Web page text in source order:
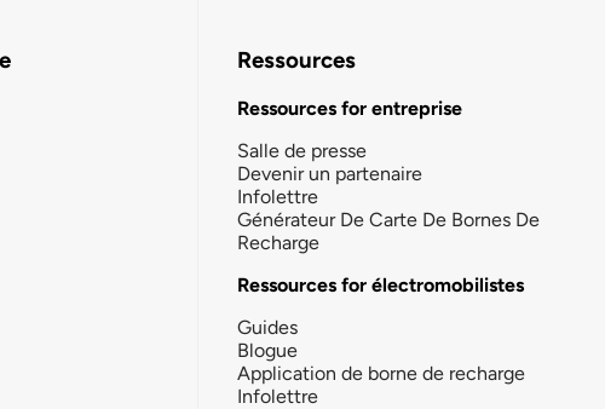
Ressources
Ressources for entreprise
Salle de presse
Devenir un partenaire
Infolettre
Générateur De Carte De Bornes De
Recharge
Ressources for électromobilistes
Guides
Blogue
Application de borne de recharge
Infolettre